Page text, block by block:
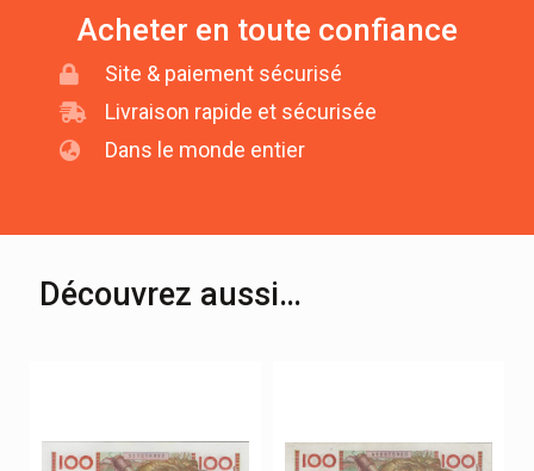
Acheter en toute confiance
Site & paiement sécurisé
Livraison rapide et sécurisée
Dans le monde entier
Découvrez aussi…